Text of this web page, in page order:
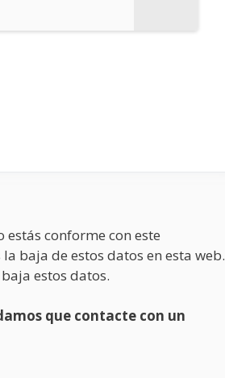
conforme con este
baja de estos datos en esta web.
estos datos.
que contacte con un